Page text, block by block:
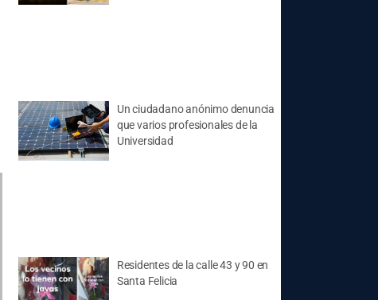
Un ciudadano anónimo denuncia
que varios profesionales de la
Universidad
Residentes de la calle 43 y 90 en
Santa Felicia